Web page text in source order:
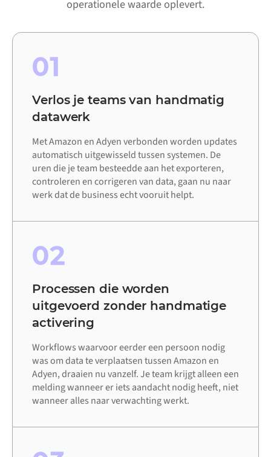
operationele waarde oplevert.
01
Verlos je teams van handmatig
datawerk
Met Amazon en Adyen verbonden worden updates
automatisch uitgewisseld tussen systemen. De
uren die je team besteedde aan het exporteren,
controleren en corrigeren van data, gaan nu naar
werk dat de business echt vooruit helpt.
02
Processen die worden
uitgevoerd zonder handmatige
activering
Workflows waarvoor eerder een persoon nodig
was om data te verplaatsen tussen Amazon en
Adyen, draaien nu vanzelf. Je team krijgt alleen een
melding wanneer er iets aandacht nodig heeft, niet
wanneer alles naar verwachting werkt.